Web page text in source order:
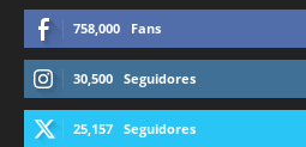
758,000 Fans
30,500 Seguidores
25,157 Seguidores